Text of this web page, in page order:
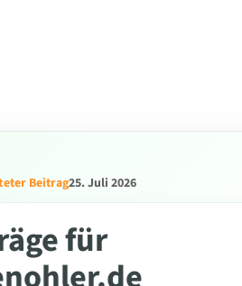
Beitrag25. Juli 2026
für